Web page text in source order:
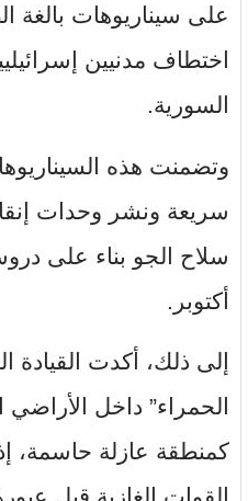
على سيناريوهات بالغة
اختطاف مدنيين
السورية.
وتضمنت هذه
سريعة ونشر وحدات
أكتوبر.
إلى ذلك، أكدت القيادة
الحمراء” داخل الأراضي
كمنطقة عازلة حاسمة،